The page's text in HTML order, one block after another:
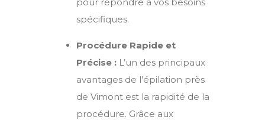
spécifiques.
Procédure Rapide et
Précise : L’un des principaux
avantages de l’épilation près
de Vimont est la rapidité de la
procédure. Grâce aux